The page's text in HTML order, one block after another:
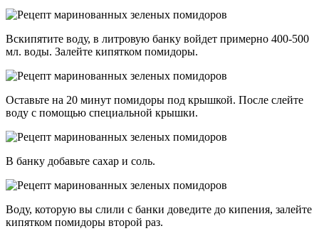
Вскипятите воду, в литровую банку войдет примерно 400-500
мл. воды. Залейте кипятком помидоры.
Оставьте на 20 минут помидоры под крышкой. После слейте
воду с помощью специальной крышки.
В банку добавьте сахар и соль.
Воду, которую вы слили с банки доведите до кипения, залейте
кипятком помидоры второй раз.